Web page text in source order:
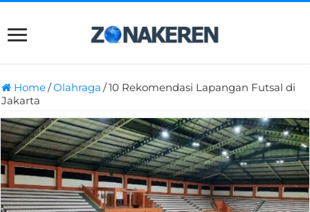
Home/Olahraga /10 Rekomendasi Lapangan Futsal di
Jakarta